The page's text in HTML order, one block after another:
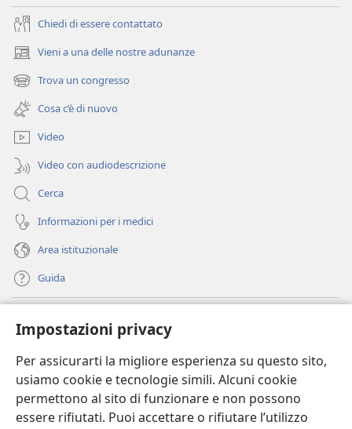
Impostazioni privacy
Per assicurarti la migliore esperienza su questo sito,
usiamo cookie e tecnologie simili. Alcuni cookie
permettono al sito di funzionare e non possono
essere rifiutati. Puoi accettare o rifiutare l’utilizzo
Chiedi di essere contattato
Vieni a una delle nostre adunanze
(apre
una
nuova
finestra)
Trova un congresso
(apre
una
nuova
finestra)
Cosa c’è di nuovo
Video
Video con audiodescrizione
Cerca
Informazioni per i medici
Area istituzionale
Guida
(apre
una
nuova
finestra)
BIBLIOTECA ONLINE Watchtower
(apre
una
nuova
finestra)
JW Hub
(apre
una